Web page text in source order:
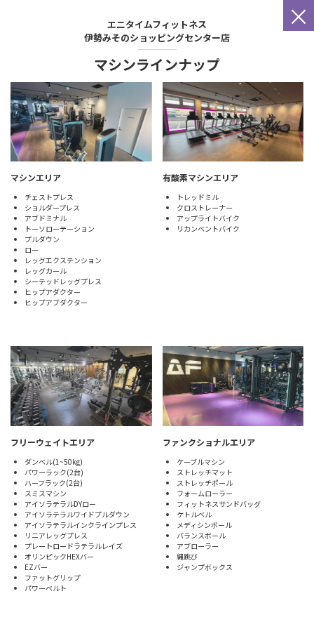
×
エニタイムフィットネス
伊勢みそのショッピングセンター店
マシンラインナップ
マシンエリア
チェストプレス
ショルダープレス
アブドミナル
トーソローテーション
プルダウン
ロー
レッグエクステンション
レッグカール
シーテッドレッグプレス
ヒップアダクター
ヒップアブダクター
有酸素マシンエリア
トレッドミル
クロストレーナー
アップライトバイク
リカンベントバイク
フリーウェイトエリア
ダンベル(1~50kg)
パワーラック(2台)
ハーフラック(2台)
スミスマシン
アイソラテラルDYロー
アイソラテラルワイドプルダウン
アイソラテラルインクラインプレス
リニアレッグプレス
プレートロードラテラルレイズ
オリンピックHEXバー
EZバー
ファットグリップ
パワーベルト
ファンクショナルエリア
ケーブルマシン
ストレッチマット
ストレッチポール
フォームローラー
フィットネスサンドバッグ
ケトルベル
メディシンボール
バランスボール
アブローラー
縄跳び
ジャンプボックス